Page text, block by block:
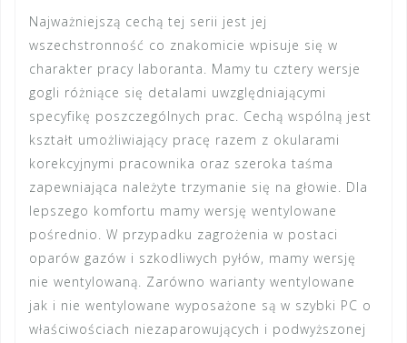
Najważniejszą cechą tej serii jest jej
wszechstronność co znakomicie wpisuje się w
charakter pracy laboranta. Mamy tu cztery wersje
gogli różniące się detalami uwzględniającymi
specyfikę poszczególnych prac. Cechą wspólną jest
kształt umożliwiający pracę razem z okularami
korekcyjnymi pracownika oraz szeroka taśma
zapewniająca należyte trzymanie się na głowie. Dla
lepszego komfortu mamy wersję wentylowane
pośrednio. W przypadku zagrożenia w postaci
oparów gazów i szkodliwych pyłów, mamy wersję
nie wentylowaną. Zarówno warianty wentylowane
jak i nie wentylowane wyposażone są w szybki PC o
właściwościach niezaparowujących i podwyższonej